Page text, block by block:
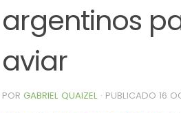
argentinos
aviar
POR GABRIEL QUAIZEL · PUBLICADO 16